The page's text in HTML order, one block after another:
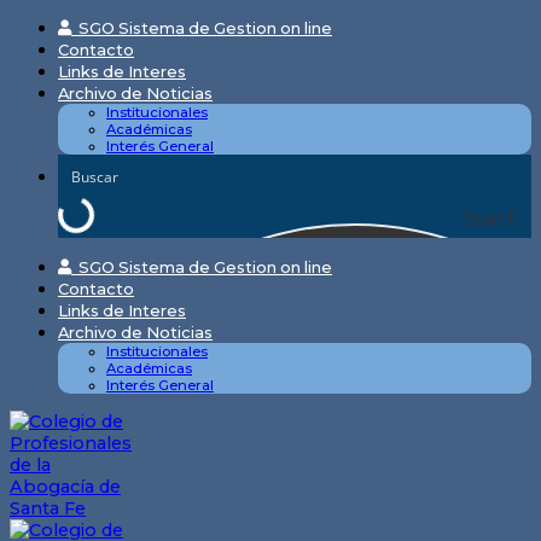
Skip
content
SGO Sistema de Gestion on line
Contacto
Links de Interes
Archivo de Noticias
Institucionales
Académicas
Interés General
Search
SGO Sistema de Gestion on line
Contacto
Links de Interes
Archivo de Noticias
Institucionales
Académicas
Interés General